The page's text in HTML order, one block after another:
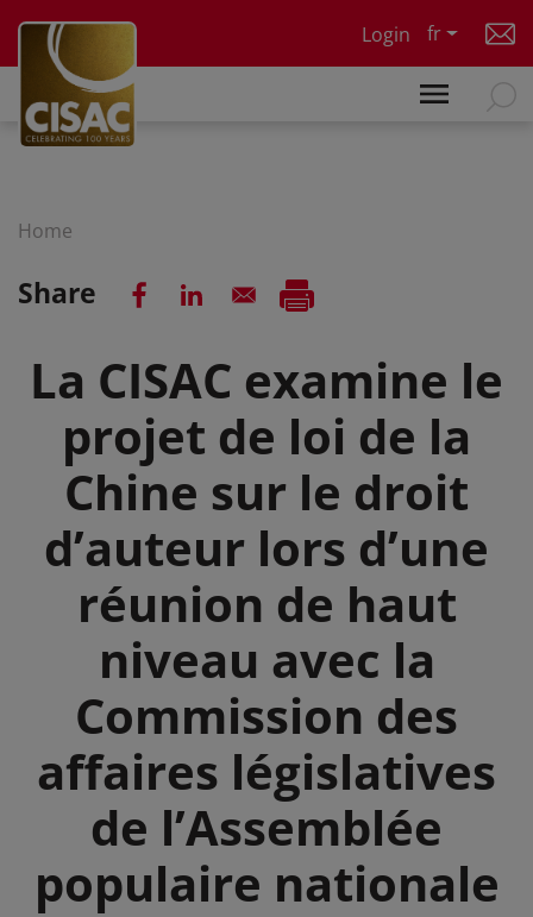
Login
fr
Home
Share
La CISAC examine le
projet de loi de la
Chine sur le droit
d’auteur lors d’une
réunion de haut
niveau avec la
Commission des
affaires législatives
de l’Assemblée
populaire nationale